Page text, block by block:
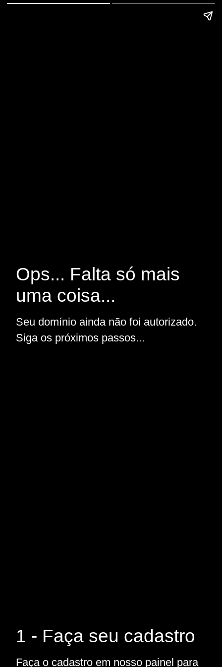
Ops... Falta só mais
uma coisa...
Seu domínio ainda não foi autorizado.
Siga os próximos passos...
1 - Faça seu cadastro
Faça o cadastro em nosso painel para